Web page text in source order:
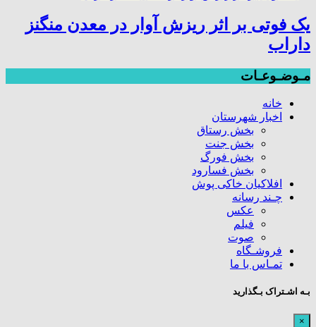
یک فوتی بر اثر ریزش آوار در معدن منگنز
داراب
مـوضـوعـات
خانه
اخبار شهرستان
بخش رستاق
بخش جنت
بخش فورگ
بخش فسارود
افلاکیان خاکی پوش
چـند رسانه
عکس
فیلم
صوت
فروشـگاه
تمـاس با ما
بـه اشـتراک بـگذارید
×